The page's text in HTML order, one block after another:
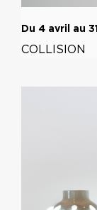
Du 4 avril au
COLLISION